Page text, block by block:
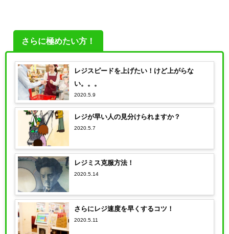
さらに極めたい方！
レジスピードを上げたい！けど上がらな
い。。。
2020.5.9
レジが早い人の見分けられますか？
2020.5.7
レジミス克服方法！
2020.5.14
さらにレジ速度を早くするコツ！
2020.5.11